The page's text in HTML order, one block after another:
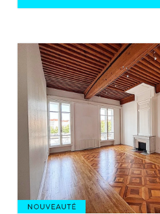
ascenseur, composé d'un